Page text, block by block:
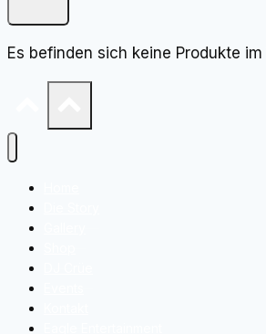
Es befinden sich keine Produkte im